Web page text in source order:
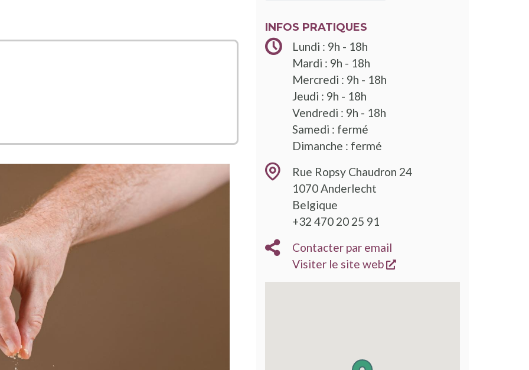
une nouvelle fenêtre
une nouvelle fenêtre
INFOS PRATIQUES
Lundi : 9h - 18h
Mardi : 9h - 18h
Mercredi : 9h - 18h
Jeudi : 9h - 18h
Vendredi : 9h - 18h
Samedi : fermé
Dimanche : fermé
Rue Ropsy Chaudron 24
1070Anderlecht
Belgique
+32 470 20 25 91
Contacter par email
Visiter le site web
s'ouvre dans une